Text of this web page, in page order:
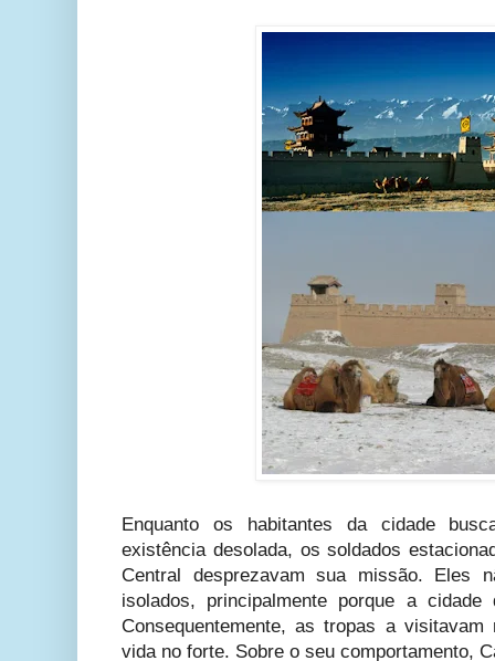
Enquanto os habitantes da cidade
existência desolada, os soldados
Central desprezavam sua missão. Eles
isolados, principalmente porque a
Consequentemente, as tropas a visitavam
vida no forte. Sobre o seu comportamento,